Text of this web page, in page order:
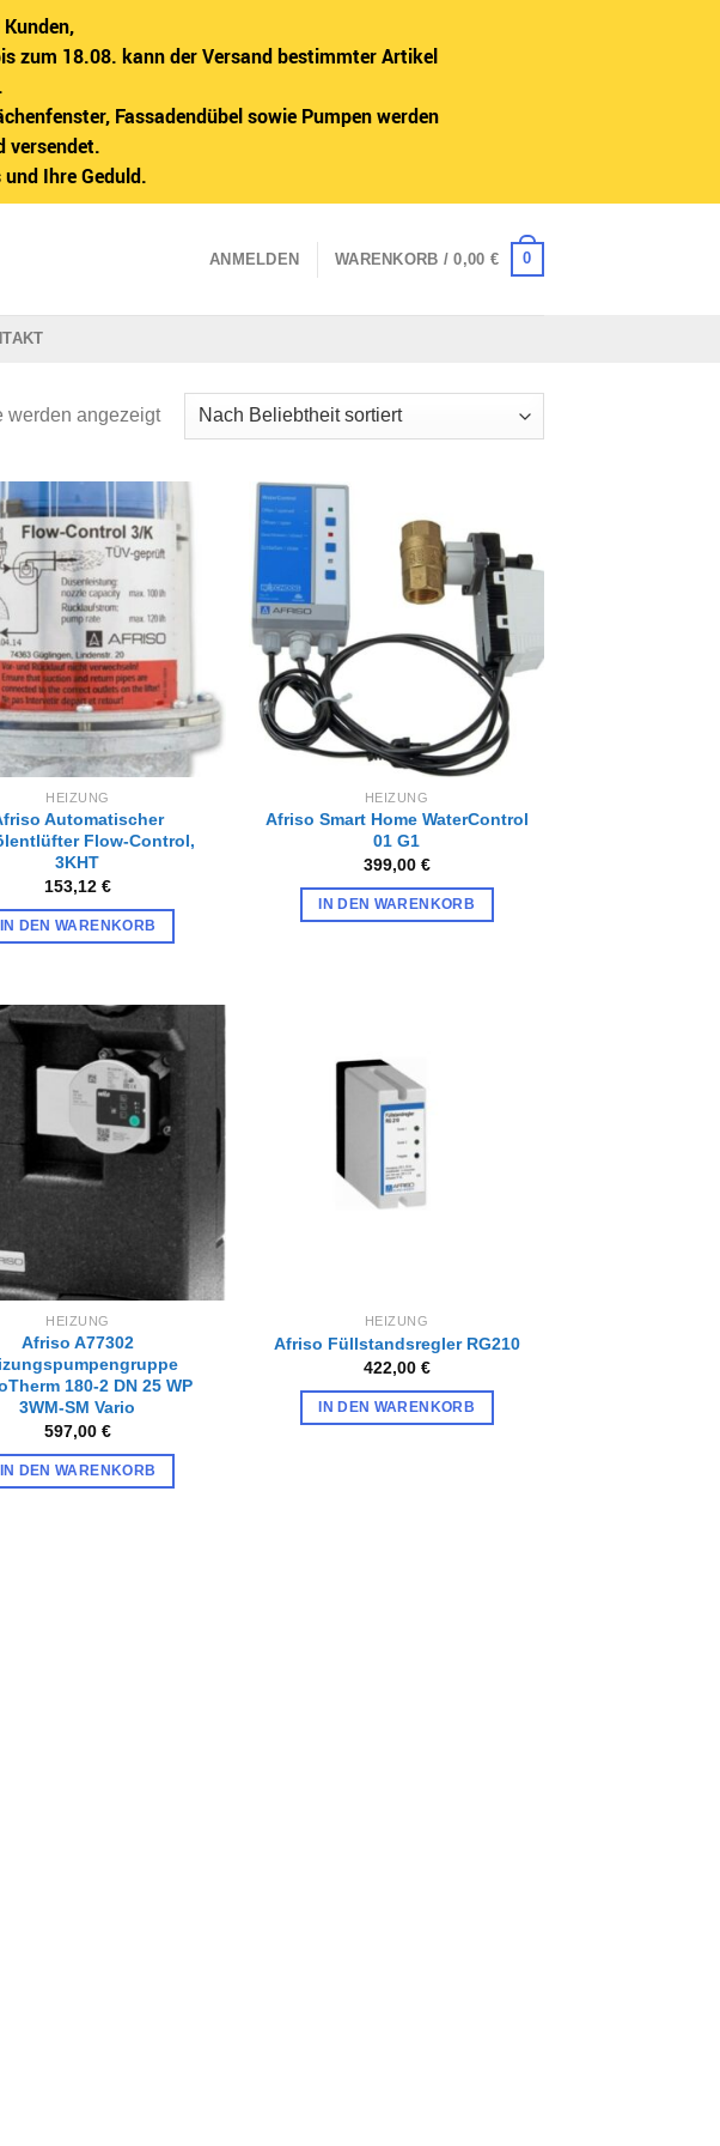
zum 18.08. kann der Versand bestimmter Artikel
Fassadendübel sowie Pumpen werden
versendet.
Ihre Geduld.
ANMELDEN WARENKORB /0,00 € 0
werden angezeigtNach
Beliebtheit
Zur
Wunschliste
HEIZUNG
Automatischer
Flow-Control,
3KHT
153,12 €
IN DEN WARENKORB
Zur
Wunschliste
hinzufügen
HEIZUNG
Afriso Smart Home WaterControl
01 G1
399,00 €
IN DEN WARENKORB
Zur
Wunschliste
hinzufügen
HEIZUNG
Afriso A77302
180-2 DN 25 WP
3WM-SM Vario
597,00 €
IN DEN WARENKORB
HEIZUNG
Afriso Füllstandsregler RG210
422,00 €
IN DEN WARENKORB